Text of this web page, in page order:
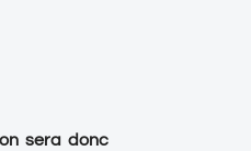
sera donc